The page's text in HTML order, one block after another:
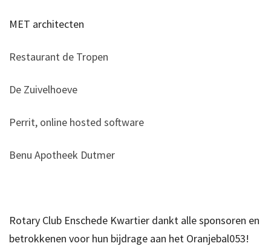
MET architecten
Restaurant de Tropen
De Zuivelhoeve
Perrit, online hosted software
Benu Apotheek Dutmer
Rotary Club Enschede Kwartier dankt alle sponsoren en
betrokkenen voor hun bijdrage aan het Oranjebal053!